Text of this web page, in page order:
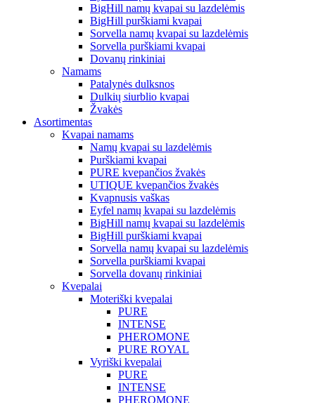
BigHill namų kvapai su lazdelėmis
BigHill purškiami kvapai
Sorvella namų kvapai su lazdelėmis
Sorvella purškiami kvapai
Dovanų rinkiniai
Namams
Patalynės dulksnos
Dulkių siurblio kvapai
Žvakės
Asortimentas
Kvapai namams
Namų kvapai su lazdelėmis
Purškiami kvapai
PURE kvepančios žvakės
UTIQUE kvepančios žvakės
Kvapnusis vaškas
Eyfel namų kvapai su lazdelėmis
BigHill namų kvapai su lazdelėmis
BigHill purškiami kvapai
Sorvella namų kvapai su lazdelėmis
Sorvella purškiami kvapai
Sorvella dovanų rinkiniai
Kvepalai
Moteriški kvepalai
PURE
INTENSE
PHEROMONE
PURE ROYAL
Vyriški kvepalai
PURE
INTENSE
PHEROMONE